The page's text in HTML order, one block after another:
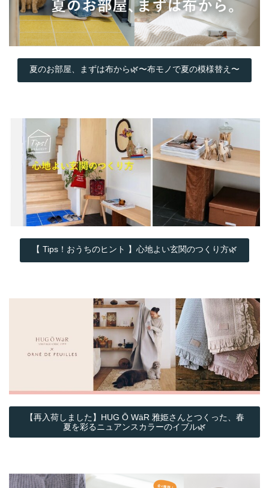
夏のお部屋、まずは布から🌿〜布モノで夏の模様替え〜
【 Tips！おうちのヒント 】心地よい玄関のつくり方🌿
【再入荷しました】HUG Ō WäR 雅姫さんとつくった、春
夏を彩るニュアンスカラーのイブル🌿